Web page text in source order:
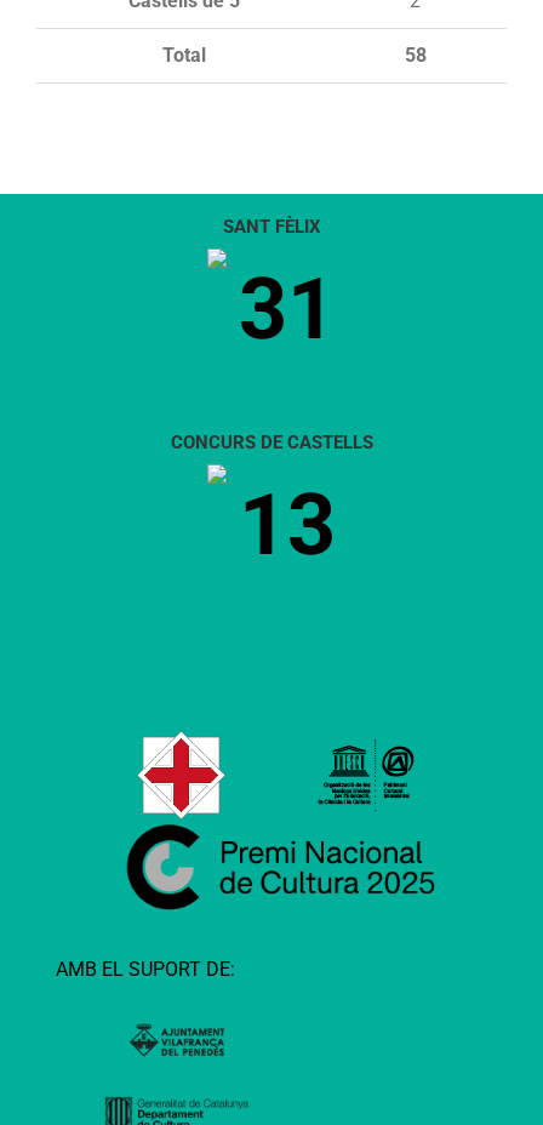
Total 58
SANT FÈLIX
31
CONCURS DE CASTELLS
13
AMB EL SUPORT DE: